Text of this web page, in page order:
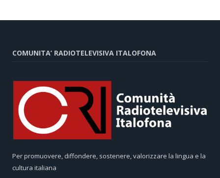
COMUNITA’ RADIOTELEVISIVA ITALOFONA
Per promuovere, diffondere, sostenere, valorizzare la lingua e la
cultura italiana